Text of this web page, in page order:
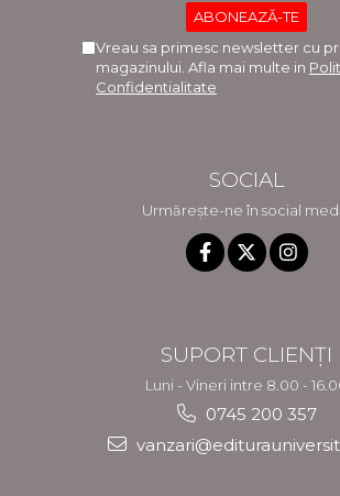
Vreau sa primesc newsletter cu
magazinului. Afla mai multe in
Confidentialitate
SOCIAL
Urmărește-ne în social
SUPORT CLIENȚI
Luni - Vineri intre 8.00 -
0745 200 357